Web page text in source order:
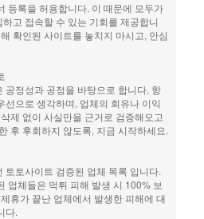
등록을 허용합니다. 이 때문에 모두가
고 접속할 수 있는 기회를 제공합니
확인된 사이트를 놓치지 마시고, 안심
공정성과 공정을 바탕으로 합니다. 항
선으로 생각하며, 업체의 회유나 이익
제 없이 사실만을 근거로 검증해오고
후 후회하지 않도록, 지금 시작하세요.
토토사이트 검증된 업체 목록 입니다.
업체들은 먹튀 피해 발생 시 100% 보
휴가 끝난 업체에서 발생한 피해에 대
다.